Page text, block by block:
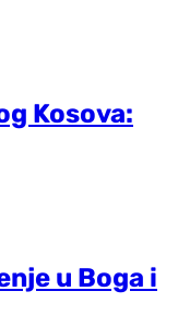
Kosova:
u Boga i